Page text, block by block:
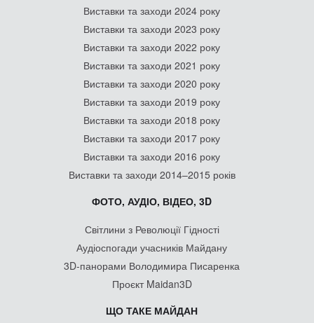
Виставки та заходи 2024 року
Виставки та заходи 2023 року
Виставки та заходи 2022 року
Виставки та заходи 2021 року
Виставки та заходи 2020 року
Виставки та заходи 2019 року
Виставки та заходи 2018 року
Виставки та заходи 2017 року
Виставки та заходи 2016 року
Виставки та заходи 2014–2015 років
ФОТО, АУДІО, ВІДЕО, 3D
Світлини з Революції Гідності
Аудіоспогади учасників Майдану
3D-панорами Володимира Писаренка
Проєкт Maidan3D
ЩО ТАКЕ МАЙДАН